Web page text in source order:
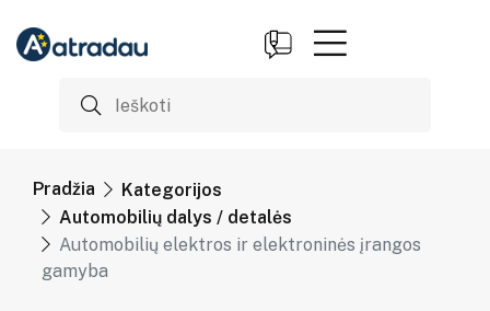
Pradžia
Kategorijos
Automobilių dalys / detalės
Automobilių elektros ir elektroninės įrangos
gamyba